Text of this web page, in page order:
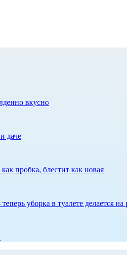
вкусно
даче
пробка, блестит как новая
уборка в туалете делается на